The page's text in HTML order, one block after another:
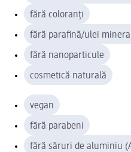
fără coloranți
fără parafină/ulei
fără nanoparticule
cosmetică naturală
vegan
fără parabeni
fără săruri de aluminiu